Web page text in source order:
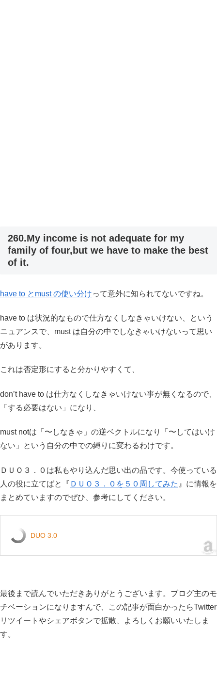
260.My income is not adequate for my
family of four,but we have to make the best
of it.
have to とmust の使い分けって意外に知られてないですね。
have to は状況的なもので仕方なくしなきゃいけない、という
ニュアンスで、must は自分の中でしなきゃいけないって思い
があります。
これは否定形にすると分かりやすくて、
don’t have to は仕方なくしなきゃいけない事が無くなるので、
「する必要はない」になり、
must notは「〜しなきゃ」の逆ベクトルになり「〜してはいけ
ない」という自分の中での縛りに変わるわけです。
ＤＵＯ３．０は私もやり込んだ思い出の品です。今使っている
人の役に立てばと『 ＤＵＯ３．０を５０周してみた 』に情報を
まとめていますのでぜひ、参考にしてください。
DUO 3.0
最後まで読んでいただきありがとうございます。ブログ主のモ
チベーションになりますんで、この記事が面白かったらTwitter
リツイートやシェアボタンで拡散、よろしくお願いいたしま
す。